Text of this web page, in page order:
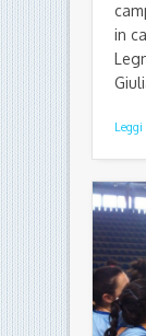
in
Leggi